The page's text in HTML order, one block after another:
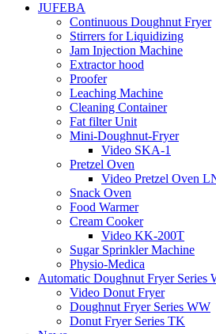
JUFEBA
Continuous Doughnut Fryer
Stirrers for Liquidizing
Jam Injection Machine
Extractor hood
Proofer
Leaching Machine
Cleaning Container
Fat filter Unit
Mini-Doughnut-Fryer
Video SKA-1
Pretzel Oven
Video Pretzel Oven
Snack Oven
Food Warmer
Cream Cooker
Video KK-200T
Sugar Sprinkler Machine
Physio-Medica
Automatic Doughnut Fryer Series
Video Donut Fryer
Doughnut Fryer Series WW
Donut Fryer Series TK